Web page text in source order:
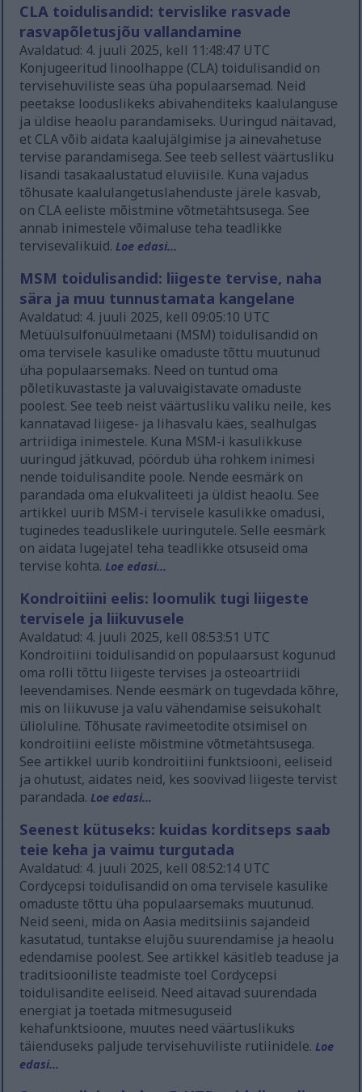
CLA toidulisandid: tervislike rasvade
rasvapõletusjõu vallandamine
Avaldatud: 4. juuli 2025, kell 11:48:47 UTC
Konjugeeritud linoolhappe (CLA) toidulisandid on
tervisehuviliste seas üha populaarsemad. Neid
peetakse looduslikeks abivahenditeks kaalulanguse
ja üldise heaolu parandamiseks. Uuringud näitavad,
et CLA võib aidata kaalujälgimise ja ainevahetuse
tervise parandamisega. See teeb sellest väärtusliku
lisandi tasakaalustatud eluviisile. Kuna vajadus
tõhusate kaalulangetuslahenduste järele kasvab,
on CLA eeliste mõistmine võtmetähtsusega. See
annab inimestele võimaluse teha teadlikke
tervisevalikuid.Loe edasi...
MSM toidulisandid: liigeste tervise, naha
sära ja muu tunnustamata kangelane
Avaldatud: 4. juuli 2025, kell 09:05:10 UTC
Metüülsulfonüülmetaani (MSM) toidulisandid on
oma tervisele kasulike omaduste tõttu muutunud
üha populaarsemaks. Need on tuntud oma
põletikuvastaste ja valuvaigistavate omaduste
poolest. See teeb neist väärtusliku valiku neile, kes
kannatavad liigese- ja lihasvalu käes, sealhulgas
artriidiga inimestele. Kuna MSM-i kasulikkuse
uuringud jätkuvad, pöördub üha rohkem inimesi
nende toidulisandite poole. Nende eesmärk on
parandada oma elukvaliteeti ja üldist heaolu. See
artikkel uurib MSM-i tervisele kasulikke omadusi,
tuginedes teaduslikele uuringutele. Selle eesmärk
on aidata lugejatel teha teadlikke otsuseid oma
tervise kohta.Loe edasi...
Kondroitiini eelis: loomulik tugi liigeste
tervisele ja liikuvusele
Avaldatud: 4. juuli 2025, kell 08:53:51 UTC
Kondroitiini toidulisandid on populaarsust kogunud
oma rolli tõttu liigeste tervises ja osteoartriidi
leevendamises. Nende eesmärk on tugevdada kõhre,
mis on liikuvuse ja valu vähendamise seisukohalt
ülioluline. Tõhusate ravimeetodite otsimisel on
kondroitiini eeliste mõistmine võtmetähtsusega.
See artikkel uurib kondroitiini funktsiooni, eeliseid
ja ohutust, aidates neid, kes soovivad liigeste tervist
parandada.Loe edasi...
Seenest kütuseks: kuidas korditseps saab
teie keha ja vaimu turgutada
Avaldatud: 4. juuli 2025, kell 08:52:14 UTC
Cordycepsi toidulisandid on oma tervisele kasulike
omaduste tõttu üha populaarsemaks muutunud.
Neid seeni, mida on Aasia meditsiinis sajandeid
kasutatud, tuntakse elujõu suurendamise ja heaolu
edendamise poolest. See artikkel käsitleb teaduse ja
traditsiooniliste teadmiste toel Cordycepsi
toidulisandite eeliseid. Need aitavad suurendada
energiat ja toetada mitmesuguseid
kehafunktsioone, muutes need väärtuslikuks
täienduseks paljude tervisehuviliste rutiinidele.Loe
edasi...